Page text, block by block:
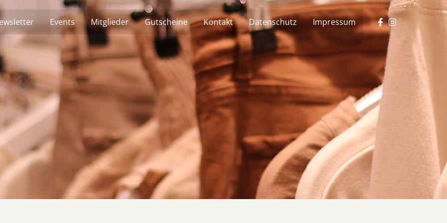
Events Mitglieder Gutscheine Kontakt Datenschutz Impressum